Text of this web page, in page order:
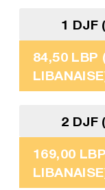
1 DJF
84,50 LBP
2 DJF
169,00